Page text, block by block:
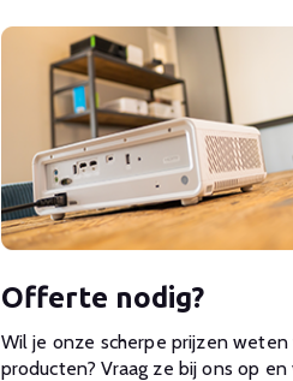
Offerte nodig?
Wil je onze scherpe prijzen weten
producten? Vraag ze bij ons op